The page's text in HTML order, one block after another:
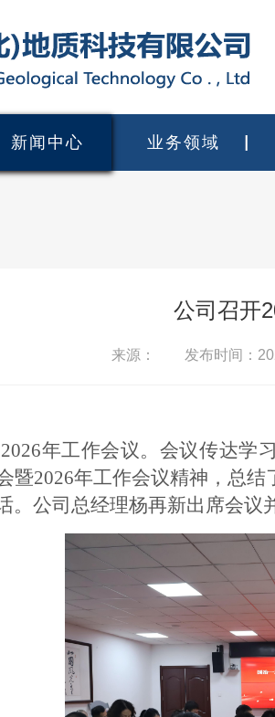
新闻中心 业务领域
公司召开
来源： 发布时间：
年工作会议。会议传达学
暨2026年工作会议精神，总
。公司总经理杨再新出席会议